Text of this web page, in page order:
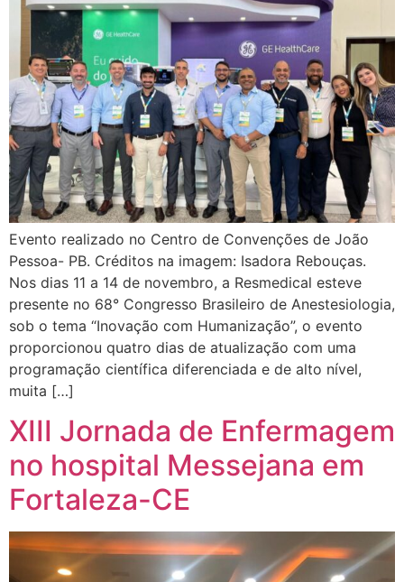
Evento realizado no Centro de Convenções de João
Pessoa- PB. Créditos na imagem: Isadora Rebouças.
Nos dias 11 a 14 de novembro, a Resmedical esteve
presente no 68° Congresso Brasileiro de Anestesiologia,
sob o tema “Inovação com Humanização”, o evento
proporcionou quatro dias de atualização com uma
programação científica diferenciada e de alto nível,
muita […]
XIII Jornada de Enfermagem
no hospital Messejana em
Fortaleza-CE